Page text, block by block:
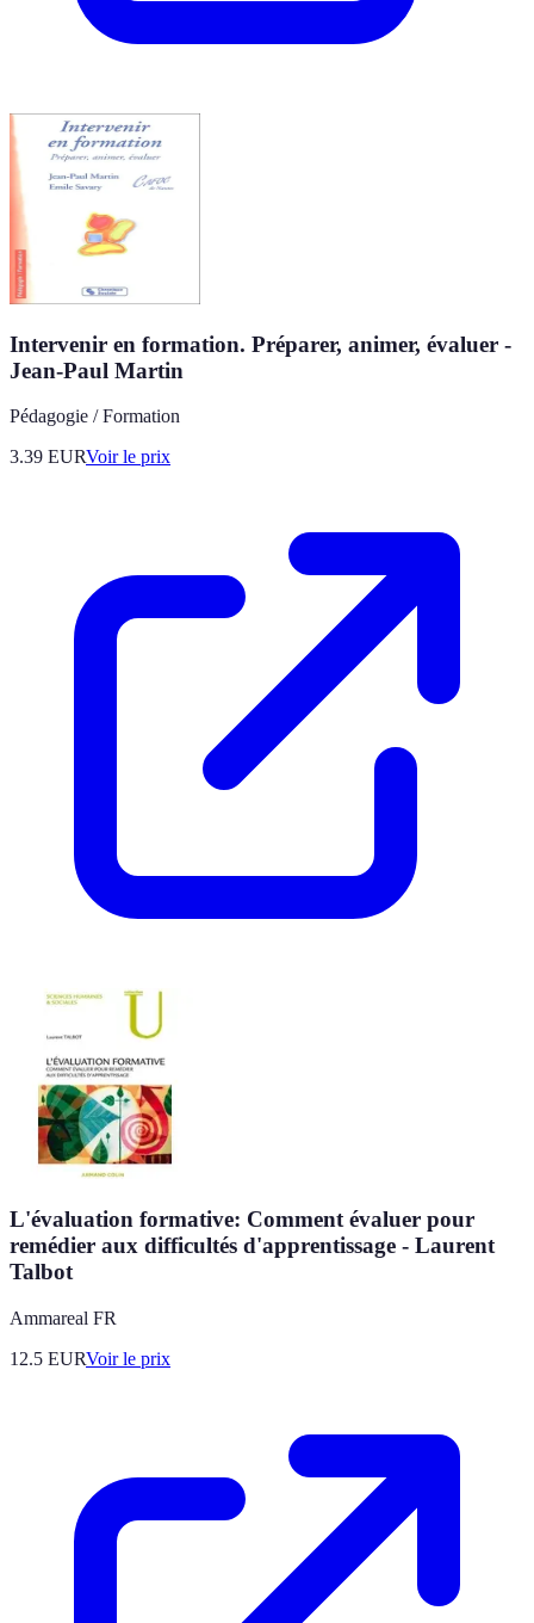
Intervenir en formation. Préparer, animer, évaluer -
Jean-Paul Martin
Pédagogie / Formation
3.39 EURVoir le prix
L'évaluation formative: Comment évaluer pour
remédier aux difficultés d'apprentissage - Laurent
Talbot
Ammareal FR
12.5 EURVoir le prix